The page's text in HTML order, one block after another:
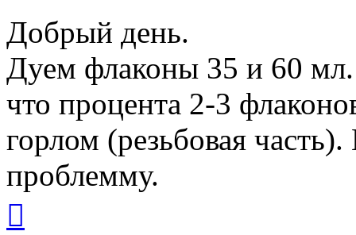
Добрый день.
Дуем флаконы 35 и 60
что процента 2-3
горлом (резьбовая
проблемму.
началу